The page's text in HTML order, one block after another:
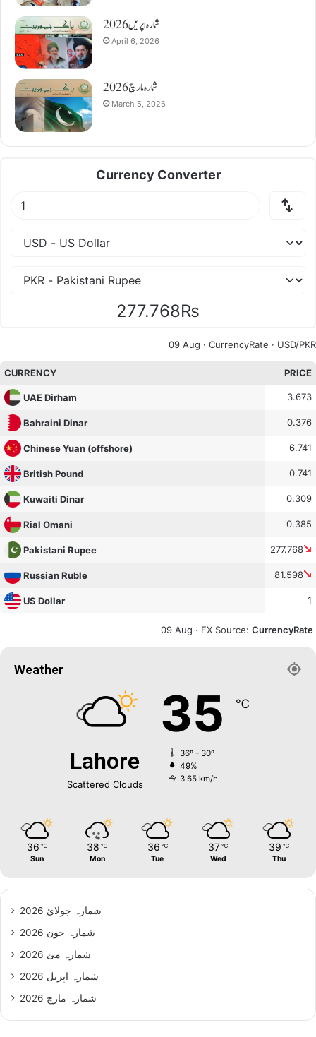
شمارہ اپریل 2026
April 6, 2026
شمارہ مارچ 2026
March 5, 2026
Currency Converter
277.768₨
09 Aug · CurrencyRate · USD/PKR
CURRENCY PRICE
UAE Dirham 3.673
Bahraini Dinar 0.376
Chinese Yuan (offshore) 6.741
British Pound 0.741
Kuwaiti Dinar 0.309
Rial Omani 0.385
Pakistani Rupee 277.768
Russian Ruble 81.598
US Dollar 1
09 Aug · FX Source: CurrencyRate
Weather
Lahore
Scattered Clouds
35 ℃
36º - 30º
49%
3.65 km/h
36 ℃
Sun
38 ℃
Mon
36 ℃
Tue
37 ℃
Wed
39 ℃
Thu
شمارہ جولائ 2026
شمارہ جون 2026
شمارہ مئ 2026
شمارہ اپریل 2026
شمارہ مارچ 2026